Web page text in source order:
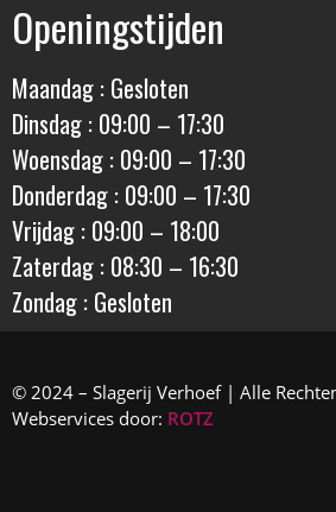
Openingstijden
Maandag : Gesloten
Dinsdag : 09:00 – 17:30
Woensdag : 09:00 – 17:30
Donderdag : 09:00 – 17:30
Vrijdag : 09:00 – 18:00
Zaterdag : 08:30 – 16:30
Zondag : Gesloten
© 2024 – Slagerij Verhoef | Alle
Webservices door: ROTZ